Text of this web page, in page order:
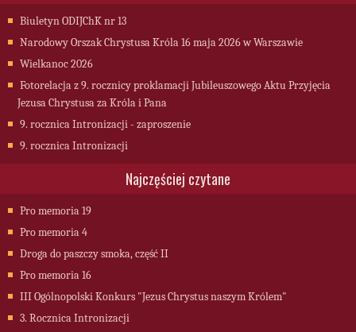
Biuletyn ODIJChK nr 13
Narodowy Orszak Chrystusa Króla 16 maja 2026 w Warszawie
Wielkanoc 2026
Fotorelacja z 9. rocznicy proklamacji Jubileuszowego Aktu Przyjęcia
Jezusa Chrystusa za Króla i Pana
9. rocznica Intronizacji - zaproszenie
9. rocznica Intronizacji
Najczęściej czytane
Pro memoria 19
Pro memoria 4
Droga do paszczy smoka, część II
Pro memoria 16
III Ogólnopolski Konkurs "Jezus Chrystus naszym Królem"
3. Rocznica Intronizacji